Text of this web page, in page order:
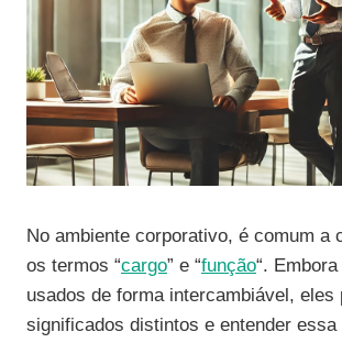
No ambiente corporativo, é comum a
os termos “cargo” e “função“.
usados de forma intercambiável, eles
significados distintos e entender essa